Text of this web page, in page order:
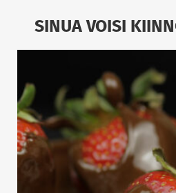
SINUA VOISI